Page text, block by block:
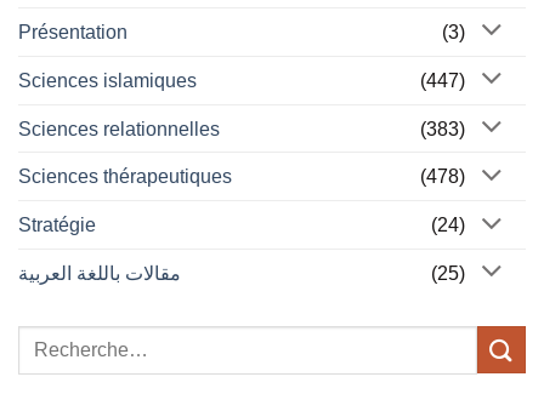
Présentation (3)
Sciences islamiques (447)
Sciences relationnelles (383)
Sciences thérapeutiques (478)
Stratégie (24)
مقالات باللغة العربية (25)